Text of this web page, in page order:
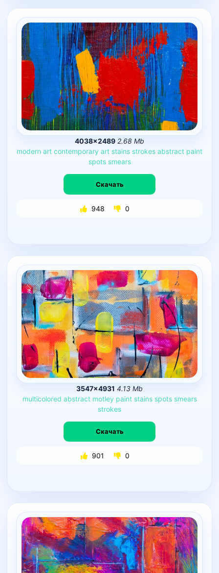
4038×2489 2.68 Mb
modern art contemporary art stains strokes abstract paint
spots smears
Скачать
948 0
3547×4931 4.13 Mb
multicolored abstract motley paint stains spots smears
strokes
Скачать
901 0